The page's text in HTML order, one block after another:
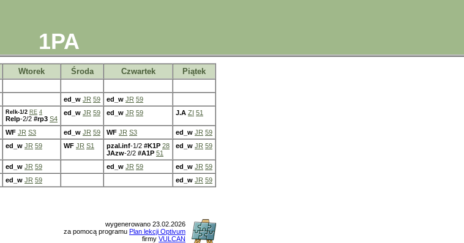
1PA
Wtorek Środa Czwartek Piątek
ed_w JR 59 ed_w JR 59
Relk-1/2 RE 4
Relp-2/2 #rp3 S4
ed_w JR 59 ed_w JR 59 J.A ZI 51
WF JR S3 ed_w JR 59 WF JR S3 ed_w JR 59
ed_w JR 59 WF JR S1 pzal.inf-1/2 #K1P 28
JAzw-2/2 #A1P 51
ed_w JR 59
ed_w JR 59 ed_w JR 59 ed_w JR 59
ed_w JR 59 ed_w JR 59
wygenerowano 23.02.2026
za pomocą programu Plan lekcji Optivum
firmy VULCAN